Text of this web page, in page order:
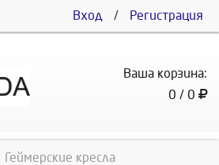
Вход / Регистрация
Ваша корзина:
0 / 0
Геймерские кресла